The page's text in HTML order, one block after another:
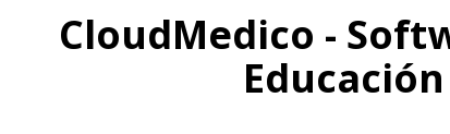
CloudMedico -